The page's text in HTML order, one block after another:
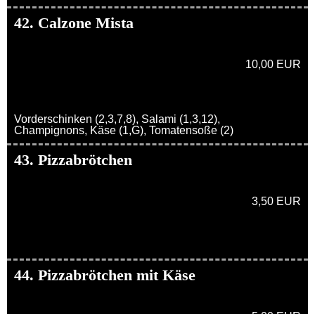
42. Calzone Mista
10,00 EUR
Vorderschinken (2,3,7,8), Salami (1,3,12),
Champignons, Käse (1,G), Tomatensoße (2)
43. Pizzabrötchen
3,50 EUR
44. Pizzabrötchen mit Käse